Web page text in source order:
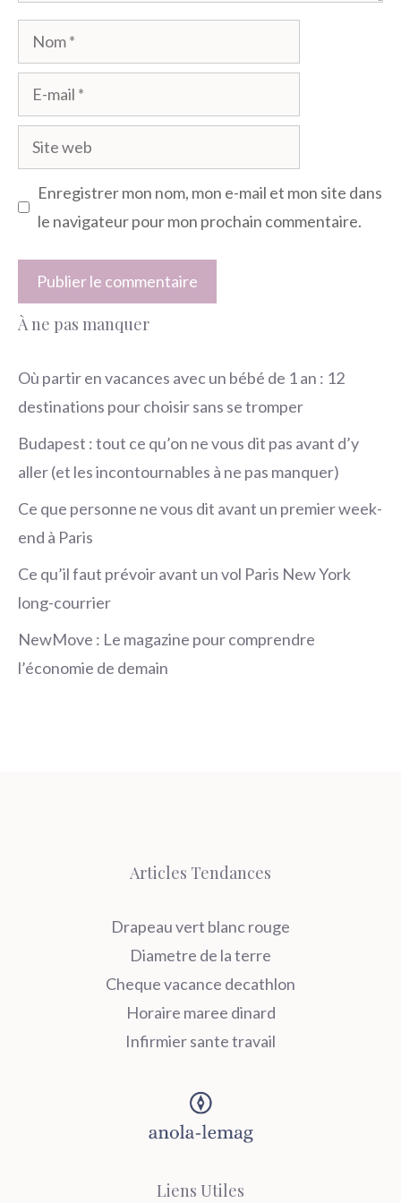
Nom
mail
Site
web
Enregistrer mon nom, mon e-mail et mon site dans
le navigateur pour mon prochain commentaire.
À ne pas manquer
Où partir en vacances avec un bébé de 1 an : 12
destinations pour choisir sans se tromper
Budapest : tout ce qu’on ne vous dit pas avant d’y
aller (et les incontournables à ne pas manquer)
Ce que personne ne vous dit avant un premier week-
end à Paris
Ce qu’il faut prévoir avant un vol Paris New York
long-courrier
NewMove : Le magazine pour comprendre
l’économie de demain
Articles Tendances
Drapeau vert blanc rouge
Diametre de la terre
Cheque vacance decathlon
Horaire maree dinard
Infirmier sante travail
Liens Utiles